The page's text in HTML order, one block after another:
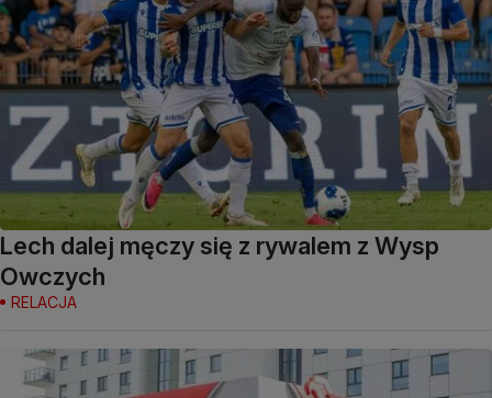
Lech dalej męczy się z rywalem z Wysp
Owczych
RELACJA